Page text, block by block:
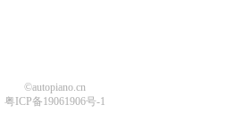
©autopiano.cn
粤ICP备19061906号-1